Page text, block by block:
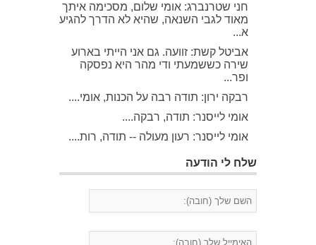
חני שטרנברג: אומי שלום, מסכימה איתך
מאוד לגבי השנאה, שהיא לא הדרך להגיע
א...
אביטל קשת: זוועה. גם אני הייתי בארוע
שירה כששמעתי ודי מהר היא נפסקה
ופר...
רבקה ירון: תודה רבה על הכנות, אומי....
אומי לייסנר: תודה, רבקה....
אומי לייסנר: רעון מעולה -- תודה, רות....
שלח לי הודעה